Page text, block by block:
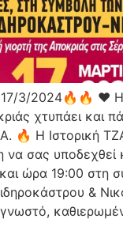
3/2024🔥🔥 ❤️ Η
χτυπάει και
🔥 Η Ιστορική
να σας υποδεχθεί
ώρα 19:00 στη
&